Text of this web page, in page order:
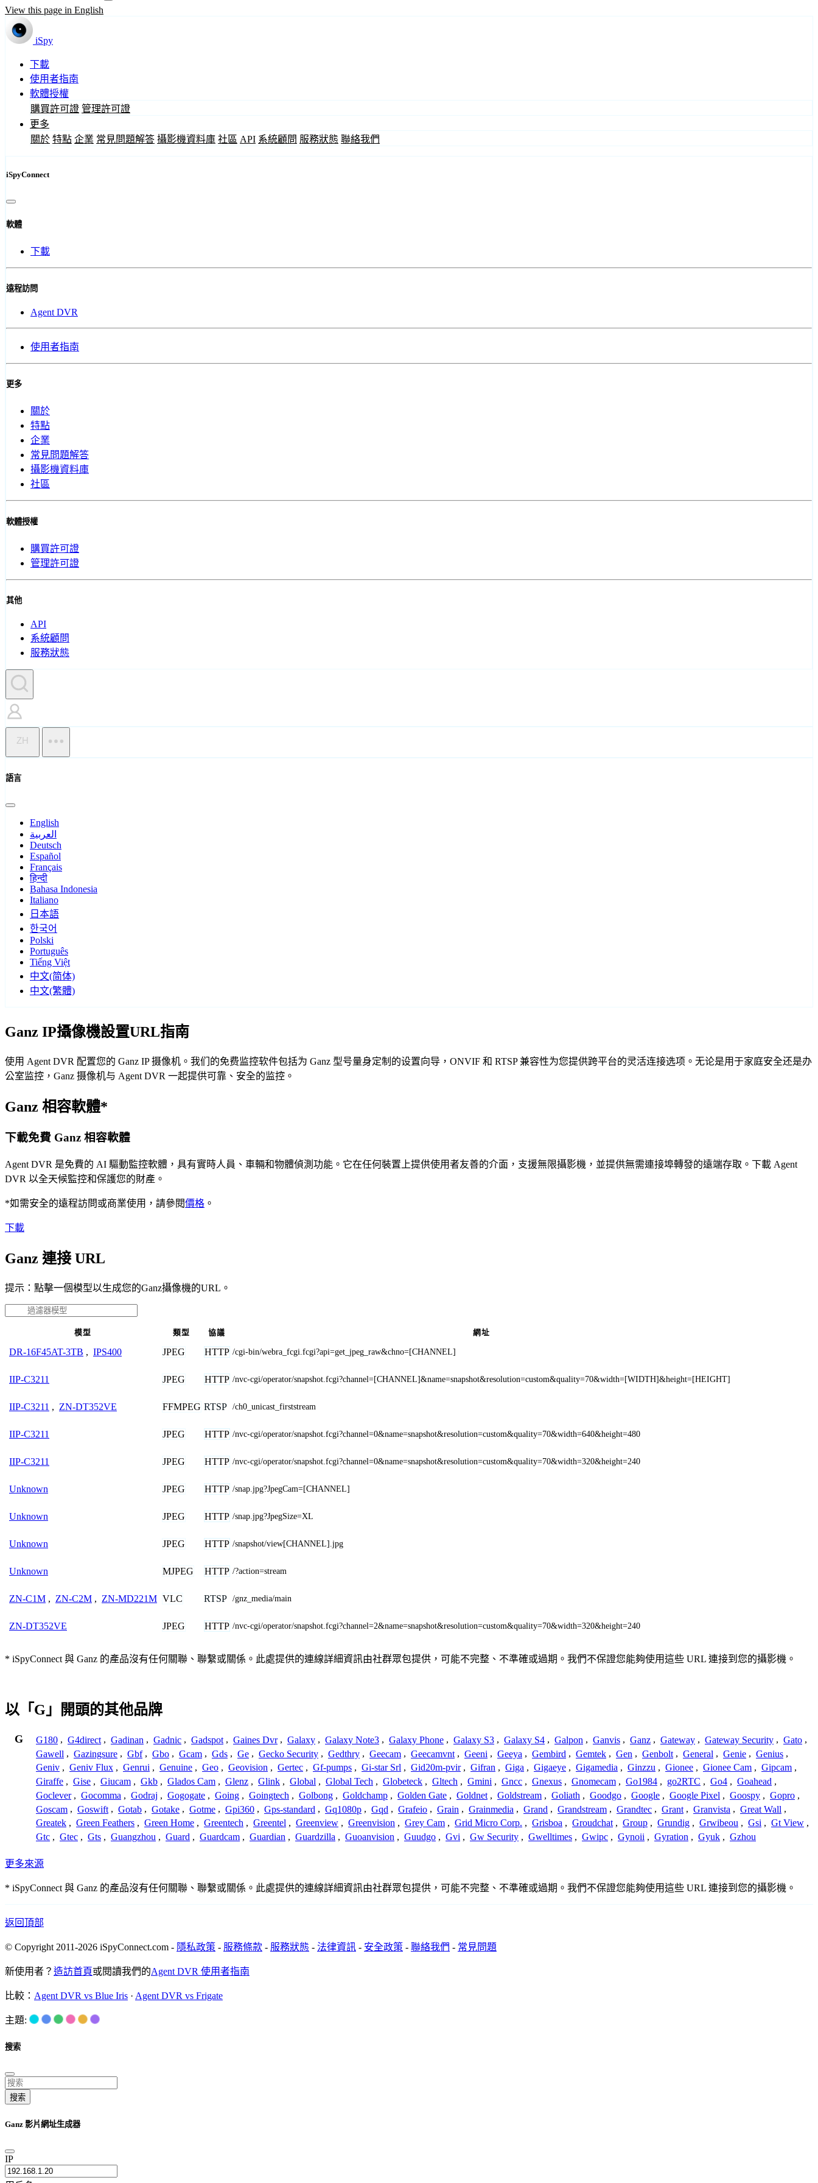
View this page in English
iSpy
下載
使用者指南
軟體授權
購買許可證 管理許可證
更多
關於 特點 企業 常見問題解答 攝影機資料庫 社區 API 系統顧問 服務狀態 聯絡我們
iSpyConnect
軟體
下載
遠程訪問
Agent DVR
使用者指南
更多
關於
特點
企業
常見問題解答
攝影機資料庫
社區
軟體授權
購買許可證
管理許可證
其他
API
系統顧問
服務狀態
ZH
語言
English
العربية
Deutsch
Español
Français
हिन्दी
Bahasa Indonesia
Italiano
日本語
한국어
Polski
Português
Tiếng Việt
中文(简体)
中文(繁體)
Ganz IP攝像機設置URL指南
使用 Agent DVR 配置您的 Ganz IP 摄像机。我们的免费监控软件包括为 Ganz 型号量身定制的设置向导，ONVIF 和 RTSP 兼容性为您提供跨平台的灵活连接选项。无论是用于家庭安全还是办
公室监控，Ganz 摄像机与 Agent DVR 一起提供可靠、安全的监控。
Ganz 相容軟體*
下載免費 Ganz 相容軟體
Agent DVR 是免費的 AI 驅動監控軟體，具有實時人員、車輛和物體偵測功能。它在任何裝置上提供使用者友善的介面，支援無限攝影機，並提供無需連接埠轉發的遠端存取。下載 Agent
DVR 以全天候監控和保護您的財產。
*如需安全的遠程訪問或商業使用，請參閱價格 。
下載
Ganz 連接 URL
提示：點擊一個模型以生成您的Ganz攝像機的URL。
模型 類型 協議 網址
DR-16F45AT-3TB , IPS400 JPEG HTTP /cgi-bin/webra_fcgi.fcgi?api=get_jpeg_raw&chno=[CHANNEL]
IIP-C3211 JPEG HTTP /nvc-cgi/operator/snapshot.fcgi?channel=[CHANNEL]&name=snapshot&resolution=custom&quality=70&width=[WIDTH]&height=[HEIGHT]
IIP-C3211 , ZN-DT352VE FFMPEG RTSP /ch0_unicast_firststream
IIP-C3211 JPEG HTTP /nvc-cgi/operator/snapshot.fcgi?channel=0&name=snapshot&resolution=custom&quality=70&width=640&height=480
IIP-C3211 JPEG HTTP /nvc-cgi/operator/snapshot.fcgi?channel=0&name=snapshot&resolution=custom&quality=70&width=320&height=240
Unknown JPEG HTTP /snap.jpg?JpegCam=[CHANNEL]
Unknown JPEG HTTP /snap.jpg?JpegSize=XL
Unknown JPEG HTTP /snapshot/view[CHANNEL].jpg
Unknown MJPEG HTTP /?action=stream
ZN-C1M , ZN-C2M , ZN-MD221M VLC RTSP /gnz_media/main
ZN-DT352VE JPEG HTTP /nvc-cgi/operator/snapshot.fcgi?channel=2&name=snapshot&resolution=custom&quality=70&width=320&height=240
* iSpyConnect 與 Ganz 的產品沒有任何關聯、聯繫或關係。此處提供的連線詳細資訊由社群眾包提供，可能不完整、不準確或過期。我們不保證您能夠使用這些 URL 連接到您的攝影機。
以「G」開頭的其他品牌
G G180 , G4direct , Gadinan , Gadnic , Gadspot , Gaines Dvr , Galaxy , Galaxy Note3 , Galaxy Phone , Galaxy S3 , Galaxy S4 , Galpon , Ganvis , Ganz , Gateway , Gateway Security , Gato ,
Gawell , Gazingsure , Gbf , Gbo , Gcam , Gds , Ge , Gecko Security , Gedthry , Geecam , Geecamvnt , Geeni , Geeya , Gembird , Gemtek , Gen , Genbolt , General , Genie , Genius ,
Geniv , Geniv Flux , Genrui , Genuine , Geo , Geovision , Gertec , Gf-pumps , Gi-star Srl , Gid20m-pvir , Gifran , Giga , Gigaeye , Gigamedia , Ginzzu , Gionee , Gionee Cam , Gipcam ,
Giraffe , Gise , Giucam , Gkb , Glados Cam , Glenz , Glink , Global , Global Tech , Globeteck , Gltech , Gmini , Gncc , Gnexus , Gnomecam , Go1984 , go2RTC , Go4 , Goahead ,
Goclever , Gocomma , Godraj , Gogogate , Going , Goingtech , Golbong , Goldchamp , Golden Gate , Goldnet , Goldstream , Goliath , Goodgo , Google , Google Pixel , Goospy , Gopro ,
Goscam , Goswift , Gotab , Gotake , Gotme , Gpi360 , Gps-standard , Gq1080p , Gqd , Grafeio , Grain , Grainmedia , Grand , Grandstream , Grandtec , Grant , Granvista , Great Wall ,
Greatek , Green Feathers , Green Home , Greentech , Greentel , Greenview , Greenvision , Grey Cam , Grid Micro Corp. , Grisboa , Groudchat , Group , Grundig , Grwibeou , Gsi , Gt View ,
Gtc , Gtec , Gts , Guangzhou , Guard , Guardcam , Guardian , Guardzilla , Guoanvision , Guudgo , Gvi , Gw Security , Gwelltimes , Gwipc , Gynoii , Gyration , Gyuk , Gzhou
更多來源
* iSpyConnect 與 Ganz 的產品沒有任何關聯、聯繫或關係。此處提供的連線詳細資訊由社群眾包提供，可能不完整、不準確或過期。我們不保證您能夠使用這些 URL 連接到您的攝影機。
返回頂部
© Copyright 2011-2026 iSpyConnect.com - 隱私政策 - 服務條款 - 服務狀態 - 法律資訊 - 安全政策 - 聯絡我們 - 常見問題
新使用者？ 造訪首頁或閱讀我們的Agent DVR 使用者指南
比較： Agent DVR vs Blue Iris · Agent DVR vs Frigate
主題:
搜索
搜索
Ganz 影片網址生成器
IP